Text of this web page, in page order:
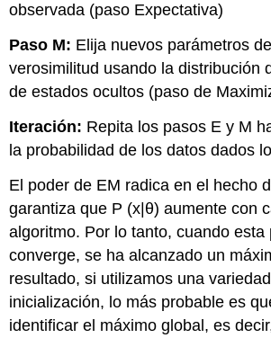
observada (paso Expectativa)
Paso M: Elija nuevos parámetros
verosimilitud usando la distribución
de estados ocultos (paso de
Iteración: Repita los pasos E y M
la probabilidad de los datos dados
El poder de EM radica en el hecho
garantiza que P (x|θ) aumente con
algoritmo. Por lo tanto, cuando esta
converge, se ha alcanzado un
resultado, si utilizamos una
inicialización, lo más probable es
identificar el máximo global, es